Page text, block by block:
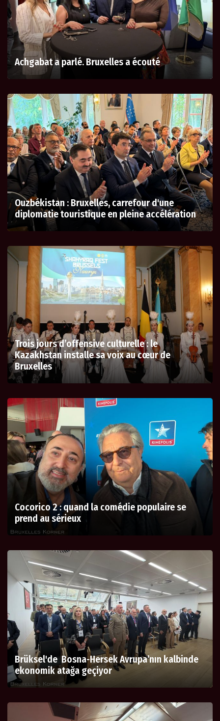
Achgabat a parlé. Bruxelles a écouté
Ouzbékistan : Bruxelles, carrefour d'une
diplomatie touristique en pleine accélération
Trois jours d’offensive culturelle : le
Kazakhstan installe sa voix au cœur de
Bruxelles
Cocorico 2 : quand la comédie populaire se
prend au sérieux
Brüksel'de Bosna-Hersek Avrupa’nın kalbinde
ekonomik atağa geçiyor